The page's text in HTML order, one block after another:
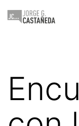
Saltar
Jorge